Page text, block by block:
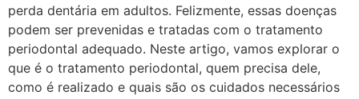
perda dentária em adultos. Felizmente, essas doenças
podem ser prevenidas e tratadas com o tratamento
periodontal adequado. Neste artigo, vamos explorar o
que é o tratamento periodontal, quem precisa dele,
como é realizado e quais são os cuidados necessários